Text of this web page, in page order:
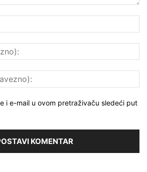
i e-mail u ovom pretraživaču sledeći put